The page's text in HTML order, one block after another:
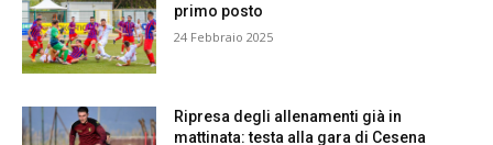
primo posto
24 Febbraio 2025
Ripresa degli allenamenti già in
mattinata: testa alla gara di Cesena